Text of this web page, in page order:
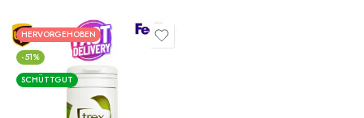
HERVORGEHOBEN
-51%
SCHÜTTGUT